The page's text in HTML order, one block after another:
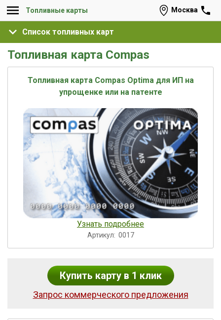
Топливные карты Москва
Список топливных карт
Топливная карта Compas
Топливная карта Compas Optima для ИП на
упрощенке или на патенте
Узнать подробнее
Артикул: 0017
Купить карту в 1 клик
Запрос коммерческого предложения